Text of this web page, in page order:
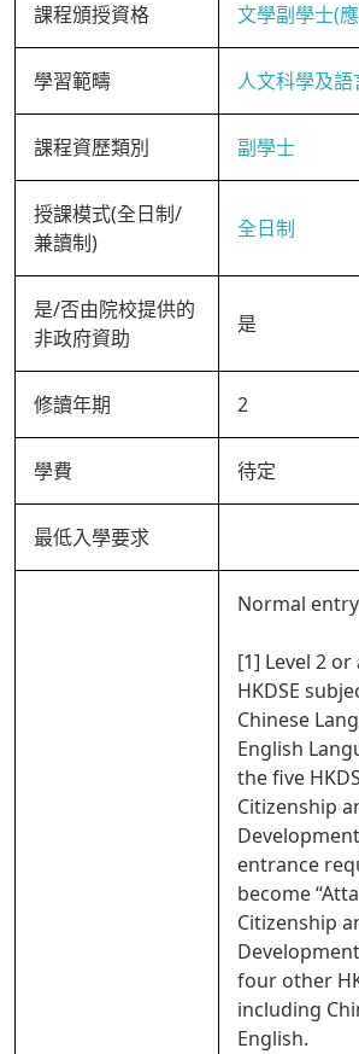
課程頒授資格 文學副學士(
學習範疇 人文科學及語
課程資歷類別 副學士
授課模式(全日制/
兼讀制)
全日制
是/否由院校提供的
非政府資助
是
修讀年期 2
學費 待定
最低入學要求
Normal
[1] Level 2
HKDSE
Chinese
English
the five
Citizenship
entrance
become
Citizenship
four other
including
English.